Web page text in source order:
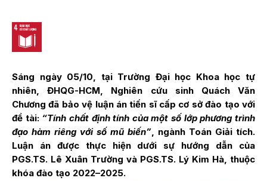
Sáng ngày 05/10, tại Trường Đại học Khoa học tự
nhiên, ĐHQG-HCM, Nghiên cứu sinh Quách Văn
Chương đã bảo vệ luận án tiến sĩ cấp cơ sở đào tạo với
đề tài: “Tính chất định tính của một số lớp phương trình
đạo hàm riêng với số mũ biến”, ngành Toán Giải tích.
Luận án được thực hiện dưới sự hướng dẫn của
PGS.TS. Lê Xuân Trường và PGS.TS. Lý Kim Hà, thuộc
khóa đào tạo 2022–2025.